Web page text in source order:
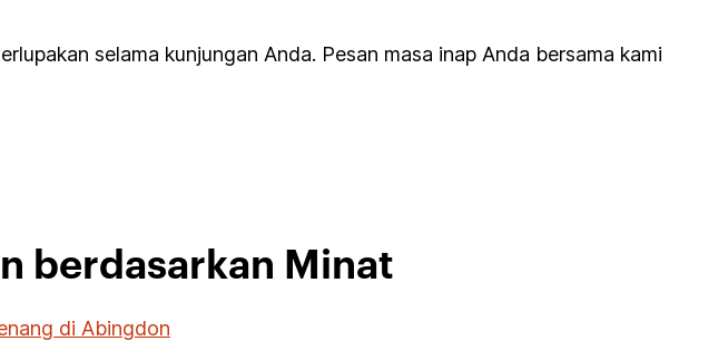
selama kunjungan Anda. Pesan masa inap Anda bersama kami
berdasarkan Minat
di Abingdon